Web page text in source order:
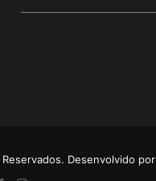
Desenvolvido por